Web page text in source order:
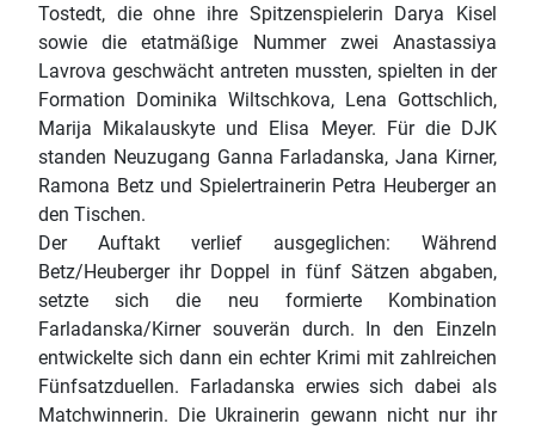
Tostedt, die ohne ihre Spitzenspielerin Darya Kisel
sowie die etatmäßige Nummer zwei Anastassiya
Lavrova geschwächt antreten mussten, spielten in der
Formation Dominika Wiltschkova, Lena Gottschlich,
Marija Mikalauskyte und Elisa Meyer. Für die DJK
standen Neuzugang Ganna Farladanska, Jana Kirner,
Ramona Betz und Spielertrainerin Petra Heuberger an
den Tischen.
Der Auftakt verlief ausgeglichen: Während
Betz/Heuberger ihr Doppel in fünf Sätzen abgaben,
setzte sich die neu formierte Kombination
Farladanska/Kirner souverän durch. In den Einzeln
entwickelte sich dann ein echter Krimi mit zahlreichen
Fünfsatzduellen. Farladanska erwies sich dabei als
Matchwinnerin. Die Ukrainerin gewann nicht nur ihr